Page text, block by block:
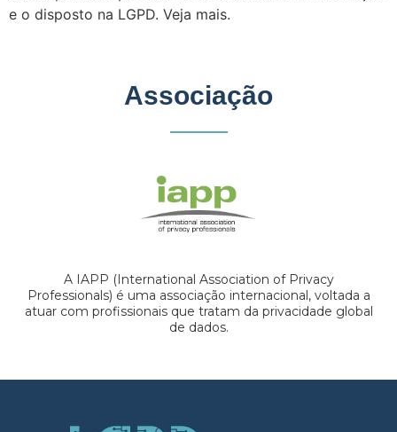
e o disposto na LGPD. Veja mais.
Associação
A IAPP (International Association of Privacy
Professionals) é uma associação internacional, voltada a
atuar com profissionais que tratam da privacidade global
de dados.